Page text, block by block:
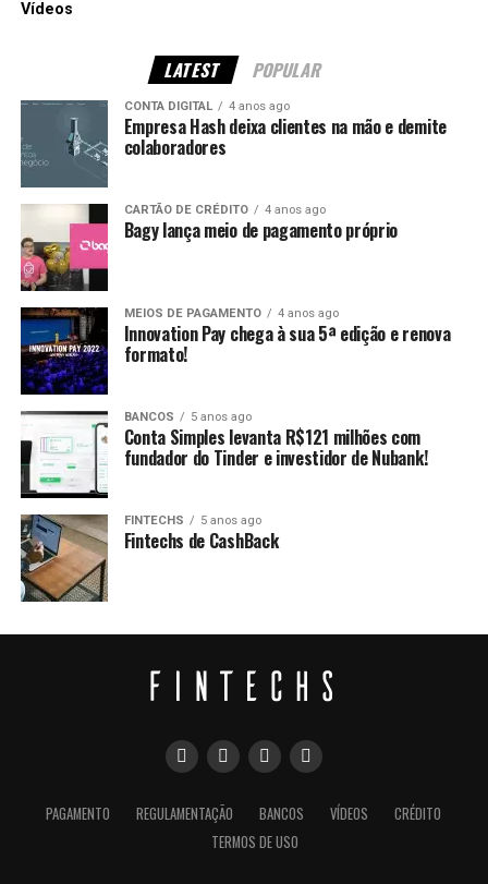
Vídeos
LATEST POPULAR
CONTA DIGITAL 4 anos ago
Empresa Hash deixa clientes na mão e demite
colaboradores
CARTÃO DE CRÉDITO 4 anos ago
Bagy lança meio de pagamento próprio
MEIOS DE PAGAMENTO 4 anos ago
Innovation Pay chega à sua 5ª edição e renova
formato!
BANCOS 5 anos ago
Conta Simples levanta R$121 milhões com
fundador do Tinder e investidor de Nubank!
FINTECHS 5 anos ago
Fintechs de CashBack
PAGAMENTO REGULAMENTAÇÃO BANCOS VÍDEOS
CRÉDITO
TERMOS DE USO